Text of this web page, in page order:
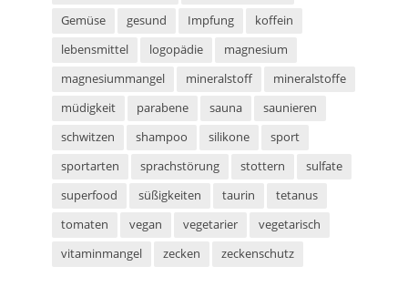
Gemüse
gesund Impfung
koffein
lebensmittel
logopädie
magnesium
magnesiummangel
mineralstoff
mineralstoffe
müdigkeit
parabene sauna
saunieren
schwitzen
shampoo silikone
sport
sportarten
sprachstörung stottern
sulfate
superfood
süßigkeiten taurin
tetanus
tomaten
vegan vegetarier
vegetarisch
vitaminmangel
zecken zeckenschutz